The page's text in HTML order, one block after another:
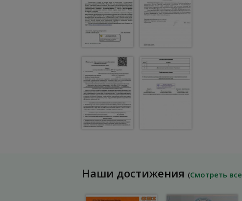
Наши достижения (Смотреть все